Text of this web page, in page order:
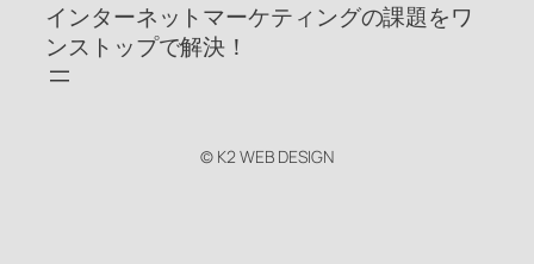
インターネットマーケティングの課題をワ
ンストップで解決！
© K2 WEB DESIGN